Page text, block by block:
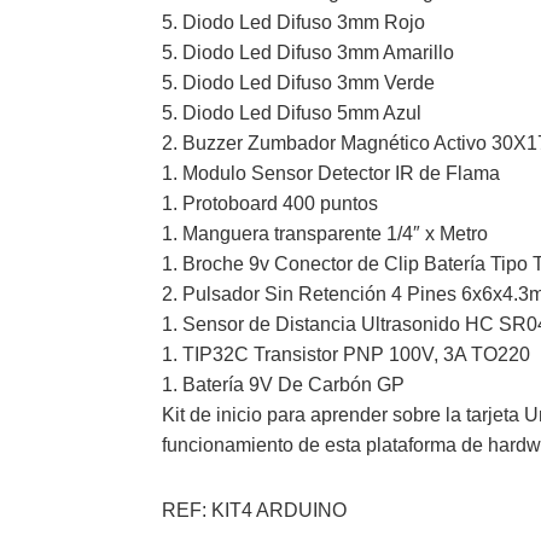
5. Diodo Led Difuso 3mm Rojo
5. Diodo Led Difuso 3mm Amarillo
5. Diodo Led Difuso 3mm Verde
5. Diodo Led Difuso 5mm Azul
2. Buzzer Zumbador Magnético Activo
1. Modulo Sensor Detector IR de Flama
1. Protoboard 400 puntos
1. Manguera transparente 1/4″ x Metro
1. Broche 9v Conector de Clip Batería Tipo
2. Pulsador Sin Retención 4 Pines
1. Sensor de Distancia Ultrasonido HC
1. TIP32C Transistor PNP 100V, 3A TO220
1. Batería 9V De Carbón GP
Kit de inicio para aprender sobre la tarjeta
funcionamiento de esta plataforma de
REF: KIT4 ARDUINO